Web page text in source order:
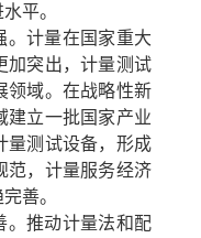
平。
。计量在国家重大
加突出，计量测试
领域。在战略性新
建立一批国家产业
量测试设备，形成
范，计量服务经济
善。
。推动计量法和配